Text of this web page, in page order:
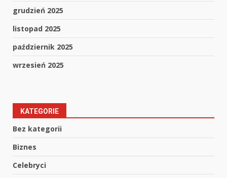
grudzień 2025
listopad 2025
październik 2025
wrzesień 2025
KATEGORIE
Bez kategorii
Biznes
Celebryci